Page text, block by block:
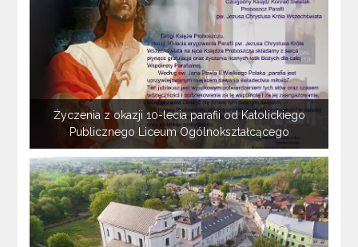
Życzenia z okazji 10-lecia parafii od Katolickiego
Publicznego Liceum Ogólnokształcącego